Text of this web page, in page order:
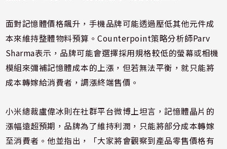
面對記憶體價格飆升，手機品牌可能透過壓低其他元件成
本來維持整體物料預算。Counterpoint策略分析師Parv
Sharma表示，品牌可能會選擇採用規格較低的螢幕或相機
模組來彌補記憶體成本的上漲，但若無法平衡，就只能將
成本轉嫁給消費者，調漲終端售價。
小米總裁盧偉冰則在社群平台微博上坦言，記憶體晶片的
漲幅遠超預期，品牌為了維持利潤，只能將部分成本轉嫁
至消費者。他並指出，「大家將會觀察到產品零售價格有